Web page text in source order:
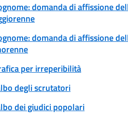
domanda di affissione
domanda di affissione
per irreperibilità
degli scrutatori
dei giudici popolari